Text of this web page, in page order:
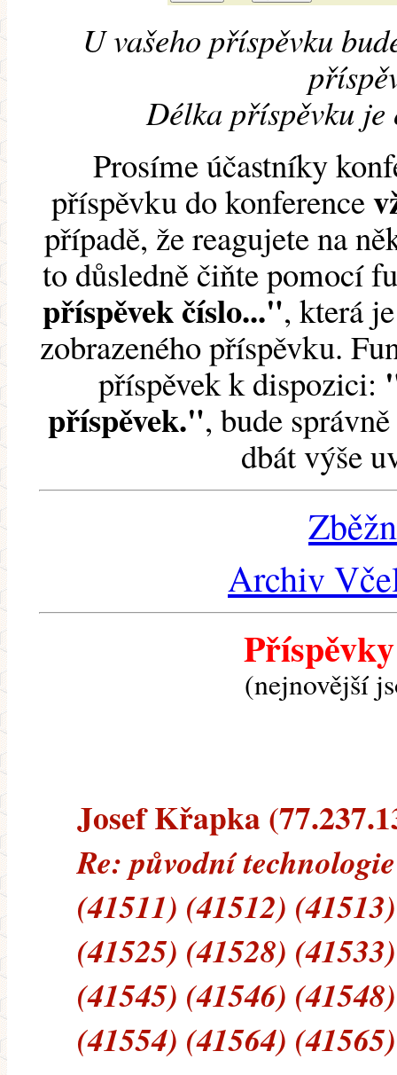
U vašeho příspěvku
Délka příspěvku je
Prosíme účastníky
příspěvku do konference
případě, že reagujete na
to důsledně čiňte pomocí
příspěvek číslo...", která
zobrazeného příspěvku.
příspěvek k dispozici:
příspěvek.", bude
dbát výše
Archiv
(nejnovější
Josef Křapka
Re: původní
(41511) (41512)
(41525) (41528)
(41545) (41546)
(41554) (41564)